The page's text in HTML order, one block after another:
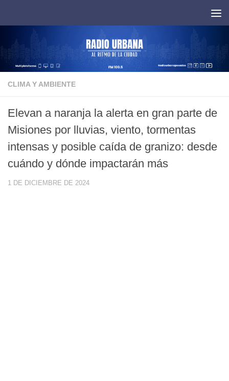
CLIMA Y AMBIENTE
Elevan a naranja la alerta en gran parte de
Misiones por lluvias, viento, tormentas
intensas y posible caída de granizo: desde
cuándo y dónde impactarán más
1 DE DICIEMBRE DE 2024